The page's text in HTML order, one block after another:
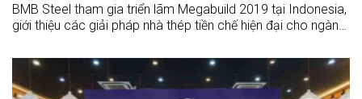
BMB Steel tham gia triển lãm Megabuild 2019 tại Indonesia,
giới thiệu các giải pháp nhà thép tiền chế hiện đại cho ngành